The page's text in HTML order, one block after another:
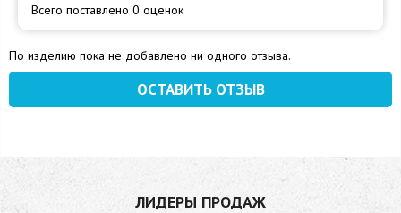
Всего поставлено 0 оценок
По изделию пока не добавлено ни одного отзыва.
ОСТАВИТЬ ОТЗЫВ
ЛИДЕРЫ ПРОДАЖ